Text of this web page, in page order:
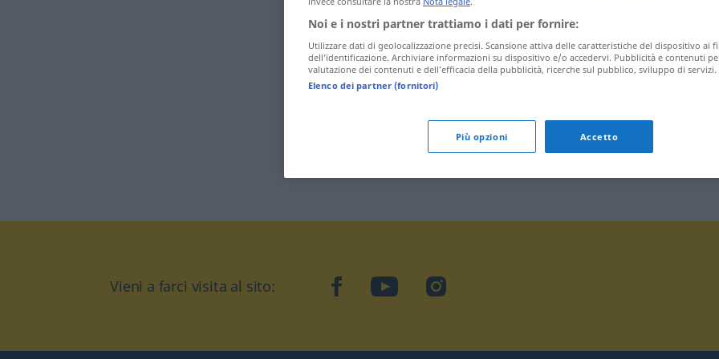
Vieni a farci visita al sito: facebookYouTubeInstagram
Noi e i nostri partner trattiamo i dati per fornire:
Utilizzare dati di geolocalizzazione precisi. Scansione attiva delle caratteristiche del dispositivo ai
dell’identificazione. Archiviare informazioni su dispositivo e/o accedervi. Pubblicità e contenuti
valutazione dei contenuti e dell’efficacia della pubblicità, ricerche sul pubblico, sviluppo di servizi.
Elenco dei partner (fornitori)
Più opzioni Accetto